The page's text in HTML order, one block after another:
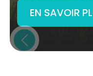
EN SAVOIR